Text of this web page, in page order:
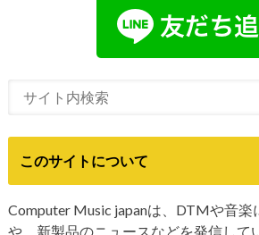
Computer Music japanは、DTMや音楽
や、新製品のニュースなどを発信して
問い合わせや、個人情報・広告につい
ださい。